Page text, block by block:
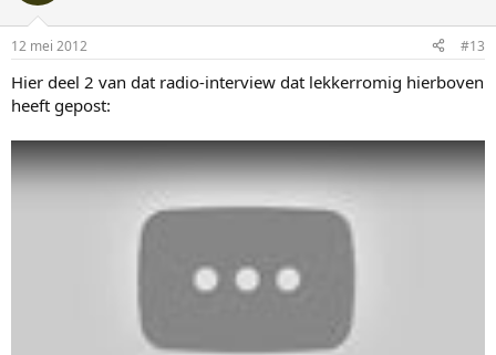
12 mei 2012 #13
Hier deel 2 van dat radio-interview dat lekkerromig hierboven
heeft gepost: